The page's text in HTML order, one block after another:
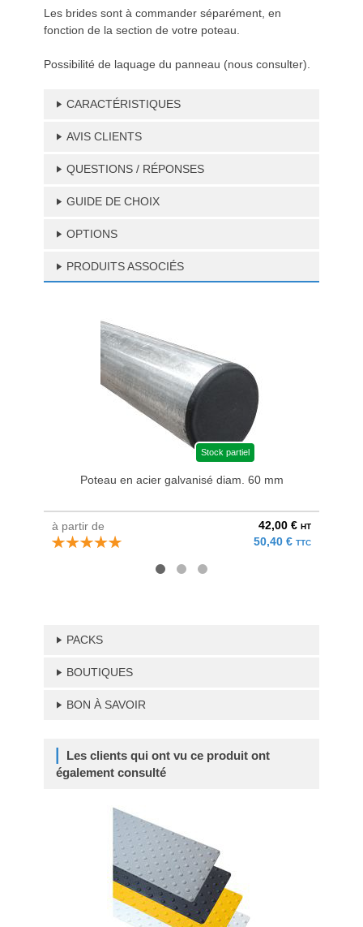
Les brides sont à commander séparément, en
fonction de la section de votre poteau.
Possibilité de laquage du panneau (nous consulter).
CARACTÉRISTIQUES
AVIS CLIENTS
QUESTIONS / RÉPONSES
GUIDE DE CHOIX
OPTIONS
PRODUITS ASSOCIÉS
Stock partiel
Poteau en acier galvanisé diam. 60 mm
à partir de 42,00 € HT
50,40 € TTC
PACKS
BOUTIQUES
BON À SAVOIR
Les clients qui ont vu ce produit ont
également consulté